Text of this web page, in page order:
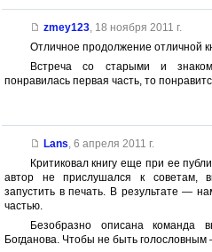
zmey123, 18 ноября 2011 г.
Отличное продолжение отличной
Встреча со старыми и
понравилась первая часть, то
Lans, 6 апреля 2011 г.
Критиковал книгу еще при ее
автор не прислушался к советам,
запустить в печать. В результате —
частью.
Безобразно описана команда
Богданова. Чтобы не быть